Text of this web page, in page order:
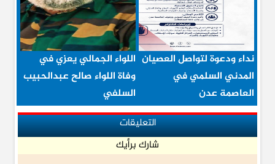
نداء ودعوة لتواصل العصيان
المدني السلمي في
العاصمة عدن
اللواء الجمالي يعزي في
وفاة اللواء صالح عبدالحبيب
السلفي
التعليقات
شارك برأيك